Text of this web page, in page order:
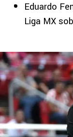
Eduardo
Liga MX